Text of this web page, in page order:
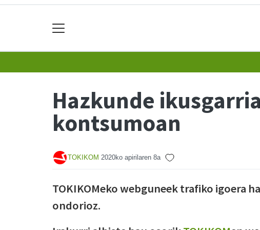
Hazkunde
kontsumoan
TOKIKOM 2020ko apirilaren 8a
TOKIKOMeko webguneek trafiko igoera
ondorioz.